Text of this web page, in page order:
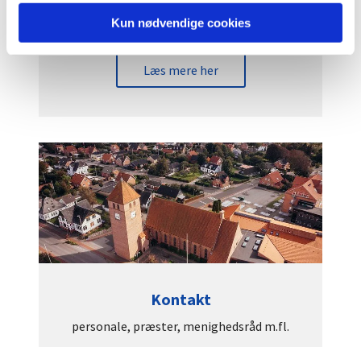
Kun nødvendige cookies
blev startet af Liane Løth fra Brønderslev.
Læs mere her
Kontakt
personale, præster, menighedsråd m.fl.